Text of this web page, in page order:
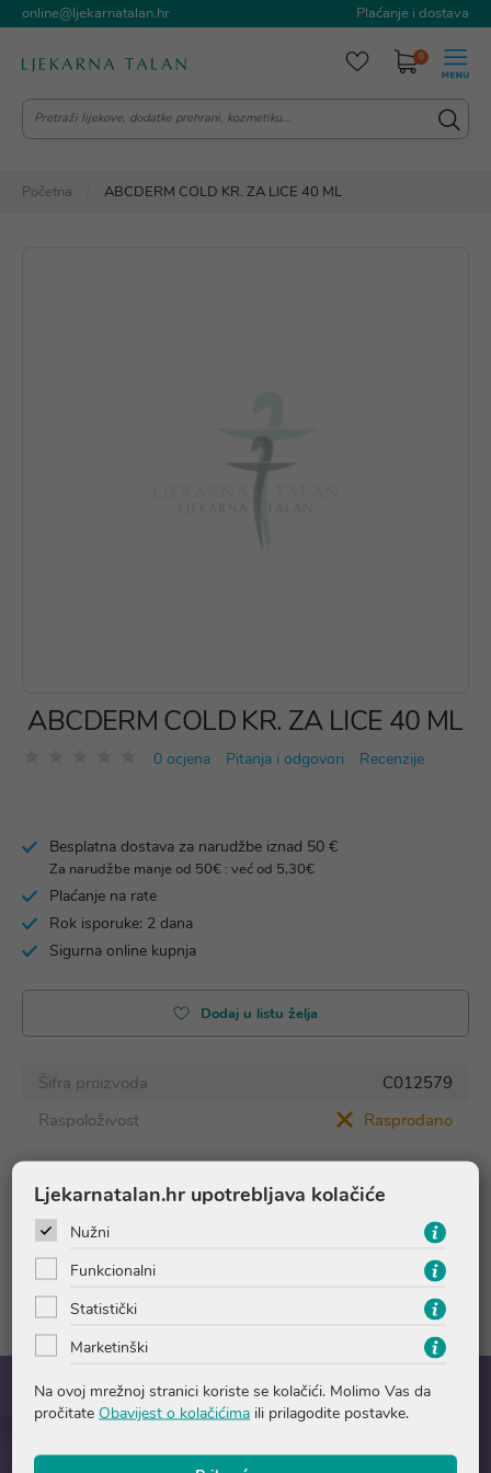
online@ljekarnatalan.hr Plaćanje i dostava
0
Početna ABCDERM COLD KR. ZA LICE 40 ML
ABCDERM COLD KR. ZA LICE 40 ML
0 ocjena Pitanja i odgovori Recenzije
Besplatna dostava za narudžbe iznad 50 €
Za narudžbe manje od 50€ : već od 5,30€
Plaćanje na rate
Rok isporuke: 2 dana
Sigurna online kupnja
Dodaj u listu želja
Šifra proizvoda
C012579
Raspoloživost
Rasprodano
Pitanja i odgovori
Recenzije
Ljekarnatalan.hr upotrebljava kolačiće
Nužni
Funkcionalni
Statistički
Marketinški
Na ovoj mrežnoj stranici koriste se kolačići. Molimo Vas da
pročitate Obavijest o kolačićima ili prilagodite postavke.